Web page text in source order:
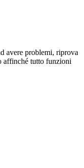
avere problemi, riprova
affinché tutto funzioni